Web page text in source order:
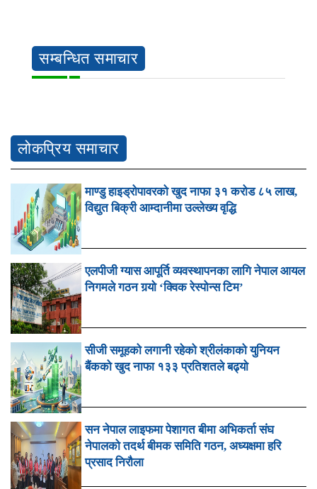
सम्बन्धित समाचार
लोकप्रिय समाचार
माण्डु हाइड्रोपावरको खुद नाफा ३१ करोड ८५ लाख,
विद्युत बिक्री आम्दानीमा उल्लेख्य वृद्धि
एलपीजी ग्यास आपूर्ति व्यवस्थापनका लागि नेपाल आयल
निगमले गठन गर्‍यो ‘क्विक रेस्पोन्स टिम’
सीजी समूहको लगानी रहेको श्रीलंकाको युनियन
बैंकको खुद नाफा १३३ प्रतिशतले बढ्यो
सन नेपाल लाइफमा पेशागत बीमा अभिकर्ता संघ
नेपालको तदर्थ बीमक समिति गठन, अध्यक्षमा हरि
प्रसाद निरौला